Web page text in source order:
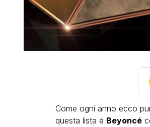
Come ogni anno ecco
questa lista è Beyoncé